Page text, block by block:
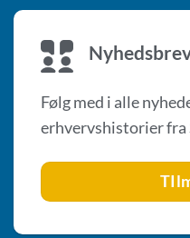
Følg med i alle
erhvervshistorier fra